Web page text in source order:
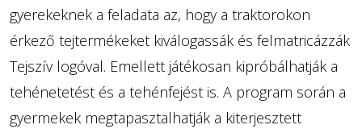
gyerekeknek a feladata az, hogy a traktorokon
érkező tejtermékeket kiválogassák és felmatricázzák
Tejszív logóval. Emellett játékosan kipróbálhatják a
tehénetetést és a tehénfejést is. A program során a
gyermekek megtapasztalhatják a kiterjesztett